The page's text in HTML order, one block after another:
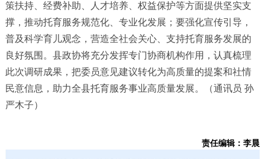
策扶持、经费补助、人才培养、权益保护等方面提供坚实支
撑，推动托育服务规范化、专业化发展；要强化宣传引导，
普及科学育儿观念，营造全社会关心、支持托育服务发展的
良好氛围。县政协将充分发挥专门协商机构作用，认真梳理
此次调研成果，把委员意见建议转化为高质量的提案和社情
民意信息，助力全县托育服务事业高质量发展。（通讯员 孙
严木子）
责任编辑：李晨